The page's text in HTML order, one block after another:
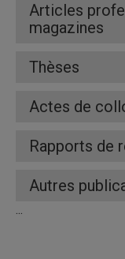
Articles
magazines
Thèses
Actes de
Rapports de
Autres
...